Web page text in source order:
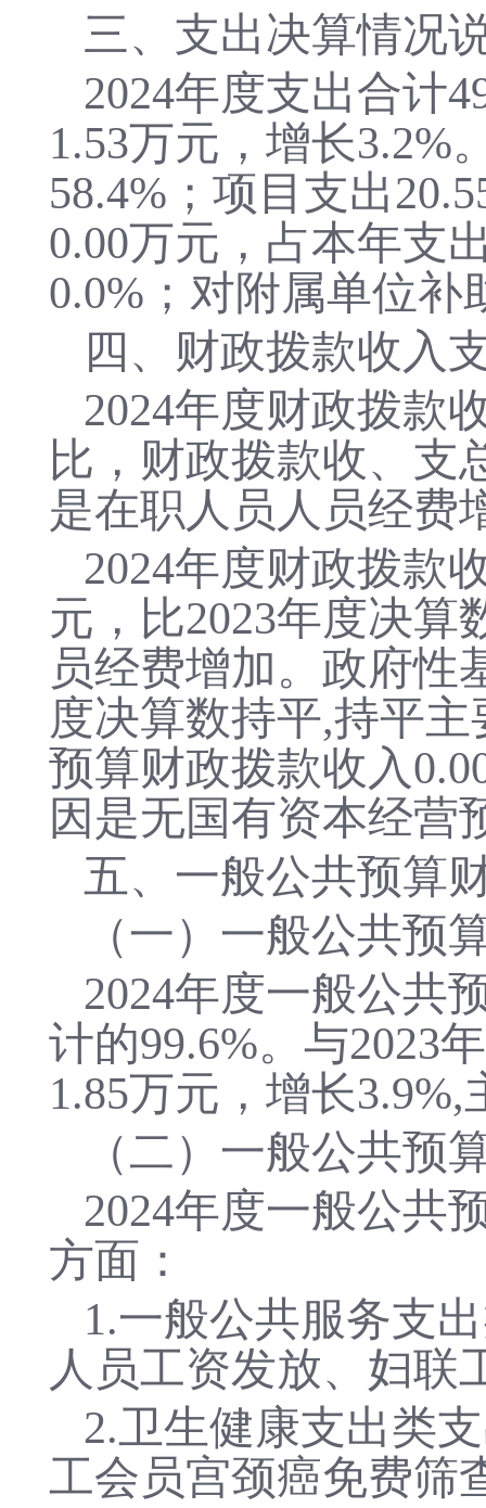
三、支出决算情况
2024年度支出合计
1.53万元，增长3.2%
58.4%；项目支出
0.00万元，占本年支
0.0%；对附属单位补
四、财政拨款收入
2024年度财政拨款
比，财政拨款收、支
是在职人员人员经费
2024年度财政拨款
元，比2023年度决算
员经费增加。 政府性
度决算数持平,持平主
预算财政拨款收入
因是无国有资本经营
五、一般公共预算
（一）一般公共预
2024年度一般公共
计的99.6%。与2023
1.85万元，增长3.9%,
（二）一般公共预
2024年度一般公共
方面：
1.一般公共服务支
人员工资发放、妇联
2.卫生健康支出类
工会员宫颈癌免费筛